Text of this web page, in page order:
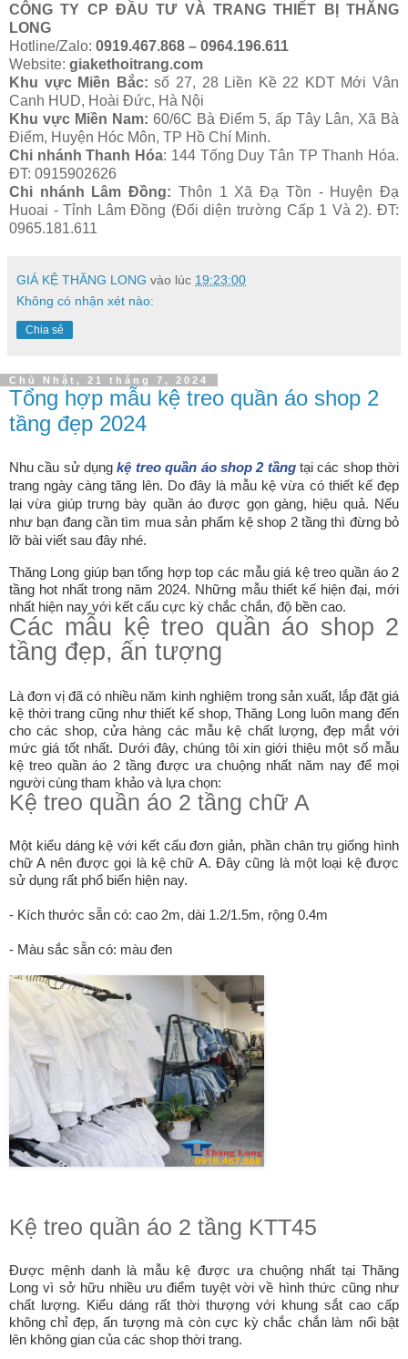
CÔNG TY CP ĐẦU TƯ VÀ TRANG THIẾT BỊ THĂNG
LONG
Hotline/Zalo: 0919.467.868 – 0964.196.611
Website: giakethoitrang.com
Khu vực Miền Bắc:số 27, 28 Liền Kề 22 KDT Mới Vân
Canh HUD, Hoài Đức, Hà Nội
Khu vực Miền Nam: 60/6C Bà Điểm 5, ấp Tây Lân, Xã Bà
Điểm, Huyện Hóc Môn, TP Hồ Chí Minh.
Chi nhánh Thanh Hóa: 144 Tống Duy Tân TP Thanh Hóa.
ĐT: 0915902626
Chi nhánh Lâm Đồng: Thôn 1 Xã Đạ Tồn - Huyện Đạ
Huoai - Tỉnh Lâm Đồng (Đối diện trường Cấp 1 Và 2). ĐT:
0965.181.611
GIÁ KỆ THĂNG LONG vào lúc 19:23:00
Không có nhận xét nào:
Chia sẻ
Chủ Nhật, 21 tháng 7, 2024
Tổng hợp mẫu kệ treo quần áo shop 2
tầng đẹp 2024
Nhu cầu sử dụng kệ treo quần áo shop 2 tầng tại các shop thời
trang ngày càng tăng lên. Do đây là mẫu kệ vừa có thiết kế đẹp
lại vừa giúp trưng bày quần áo được gọn gàng, hiệu quả. Nếu
như bạn đang cần tìm mua sản phẩm kệ shop 2 tầng thì đừng bỏ
lỡ bài viết sau đây nhé.
Thăng Long giúp bạn tổng hợp top các mẫu giá kệ treo quần áo 2
tầng hot nhất trong năm 2024. Những mẫu thiết kế hiện đại, mới
nhất hiện nay với kết cấu cực kỳ chắc chắn, độ bền cao.
Các mẫu kệ treo quần áo shop 2
tầng đẹp, ấn tượng
Là đơn vị đã có nhiều năm kinh nghiệm trong sản xuất, lắp đặt giá
kệ thời trang cũng như thiết kế shop, Thăng Long luôn mang đến
cho các shop, cửa hàng các mẫu kệ chất lượng, đẹp mắt với
mức giá tốt nhất. Dưới đây, chúng tôi xin giới thiệu một số mẫu
kệ treo quần áo 2 tầng được ưa chuộng nhất năm nay để mọi
người cùng tham khảo và lựa chọn:
Kệ treo quần áo 2 tầng chữ A
Một kiểu dáng kệ với kết cấu đơn giản, phần chân trụ giống hình
chữ A nên được gọi là kệ chữ A. Đây cũng là một loại kệ được
sử dụng rất phổ biến hiện nay.
- Kích thước sẵn có: cao 2m, dài 1.2/1.5m, rộng 0.4m
- Màu sắc sẵn có: màu đen
Kệ treo quần áo 2 tầng KTT45
Được mệnh danh là mẫu kệ được ưa chuộng nhất tại Thăng
Long vì sở hữu nhiều ưu điểm tuyệt vời về hình thức cũng như
chất lượng. Kiểu dáng rất thời thượng với khung sắt cao cấp
không chỉ đẹp, ấn tượng mà còn cực kỳ chắc chắn làm nổi bật
lên không gian của các shop thời trang.